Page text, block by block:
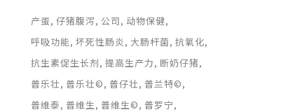
产蛋 仔猪腹泻 公司 动物保健
呼吸功能 坏死性肠炎 大肠杆菌 抗氧化
抗生素促生长剂 提高生产力 断奶仔猪
普乐壮 普乐壮© 普仔壮 普兰特©
普维泰 普维生 普维生© 普罗宁